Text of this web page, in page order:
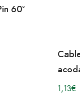
60º
1,13€